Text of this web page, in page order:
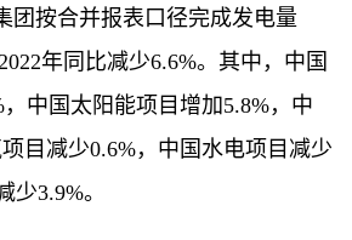
团按合并报表口径完成发电量
年同比减少6.6%。其中，中国
中国太阳能项目增加5.8%，中
目减少0.6%，中国水电项目减少
少3.9%。